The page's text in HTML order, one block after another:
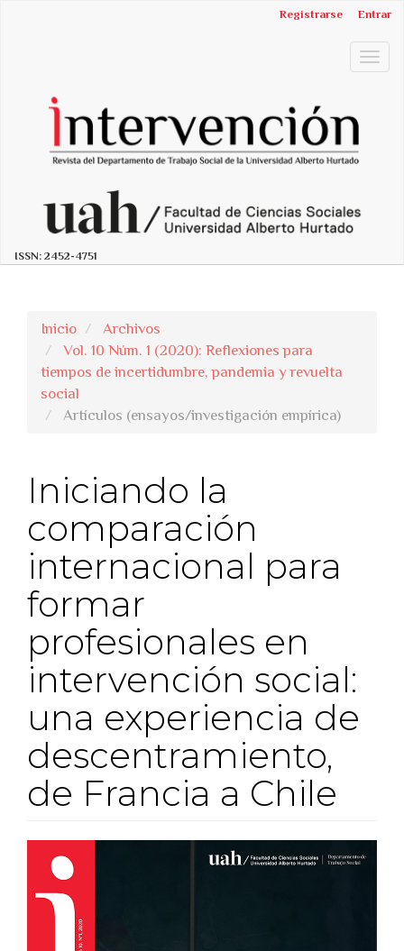
##plugins.themes.bootstrap3.accessible_menu.label##
Registrarse Entrar
ISSN: 2452-4751
Inicio
Archivos
Vol. 10 Núm. 1 (2020): Reflexiones para
tiempos de incertidumbre, pandemia y revuelta
social
Artículos (ensayos/investigación empírica)
Iniciando la
comparación
internacional para
formar
profesionales en
intervención social:
una experiencia de
descentramiento,
de Francia a Chile